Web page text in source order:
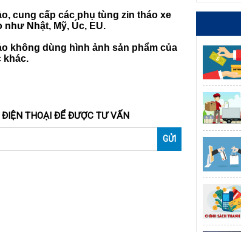
cung cấp các phụ tùng zin tháo xe
Nhật, Mỹ, Úc, EU.
không dùng hình ảnh sản phẩm của
khác.
THOẠI ĐỂ ĐƯỢC TƯ VẤN